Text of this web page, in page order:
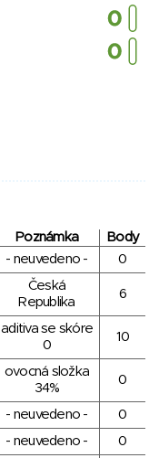
Poznámka
Body
- neuvedeno - 0
Česká
Republika
6
aditiva se skóre
0
10
ovocná složka
34%
0
- neuvedeno -
0
- neuvedeno -
0